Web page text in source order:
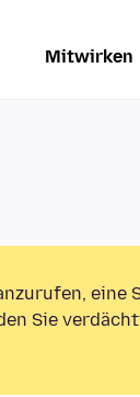
Mitwirken
eine
Sie